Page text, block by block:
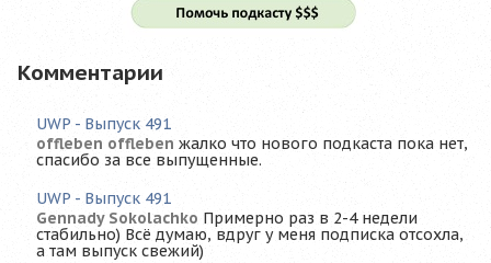
Комментарии
UWP - Выпуск 491
offleben offleben жалко что нового подкаста пока нет,
спасибо за все выпущенные.
UWP - Выпуск 491
Gennady Sokolachko Примерно раз в 2-4 недели
стабильно) Всё думаю, вдруг у меня подписка отсохла,
а там выпуск свежий)